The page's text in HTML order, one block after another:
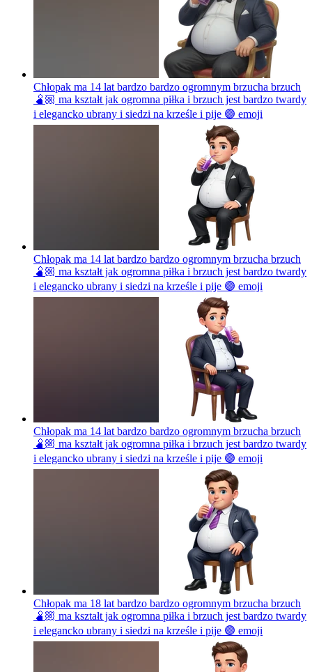
Chłopak ma 14 lat bardzo bardzo ogromnym brzucha brzuch
🫄🏼 ma kształt jak ogromna piłka i brzuch jest bardzo twardy
i elegancko ubrany i siedzi na krześle i pije 🟣 emoji
Chłopak ma 14 lat bardzo bardzo ogromnym brzucha brzuch
🫄🏼 ma kształt jak ogromna piłka i brzuch jest bardzo twardy
i elegancko ubrany i siedzi na krześle i pije 🟣 emoji
Chłopak ma 14 lat bardzo bardzo ogromnym brzucha brzuch
🫄🏼 ma kształt jak ogromna piłka i brzuch jest bardzo twardy
i elegancko ubrany i siedzi na krześle i pije 🟣 emoji
Chłopak ma 18 lat bardzo bardzo ogromnym brzucha brzuch
🫄🏼 ma kształt jak ogromna piłka i brzuch jest bardzo twardy
i elegancko ubrany i siedzi na krześle i pije 🟣 emoji